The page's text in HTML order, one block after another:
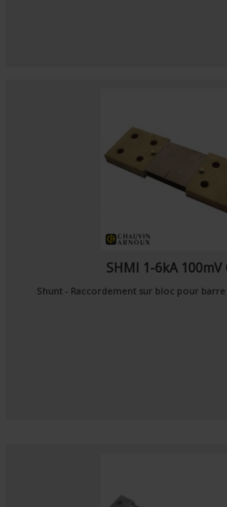
SHMI 1-6kA 100mV
Shunt - Raccordement sur bloc pour barre